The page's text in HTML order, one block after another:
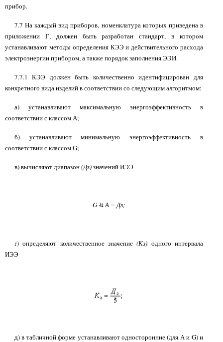
прибор.
7.7 На каждый вид приборов, номенклатура которых приведена в
приложении Г, должен быть разработан стандарт, в котором
устанавливают методы определения КЭЭ и действительного расхода
электроэнергии прибором, а также порядок заполнения ЭЭИ.
7.7.1 КЭЭ должен быть количественно идентифицирован для
конкретного вида изделий в соответствии со следующим алгоритмом:
а) устанавливают максимальную энергоэффективность в
соответствии с классом А;
б) устанавливают минимальную энергоэффективность в
соответствии с классом G;
в) вычисляют диапазон(Дз)значений ИЭЭ
G ¾А = Дз;
г) определяют количественное значение(Кз) одного интервала
ИЭЭ
д) в табличной форме устанавливают односторонние (для А и G) и